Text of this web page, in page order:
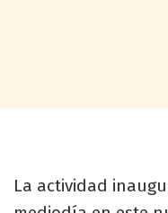
La actividad